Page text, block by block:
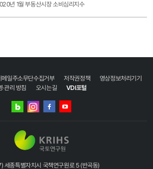
년 1월 부동산시장 소비심리지수
메일주소무단수집거부 저작권정책
영상정보처리기기
·관리 방침
오시는길 VDI포털
네이버
인스타그램
세종특별자치시 국책연구원로 5 (반곡동)